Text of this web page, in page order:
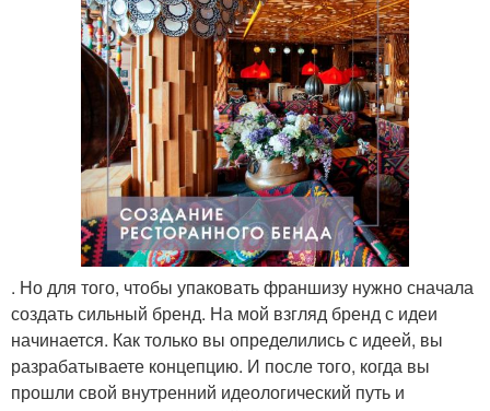
. Но для того, чтобы упаковать франшизу нужно сначала
создать сильный бренд. На мой взгляд бренд с идеи
начинается. Как только вы определились с идеей, вы
разрабатываете концепцию. И после того, когда вы
прошли свой внутренний идеологический путь и